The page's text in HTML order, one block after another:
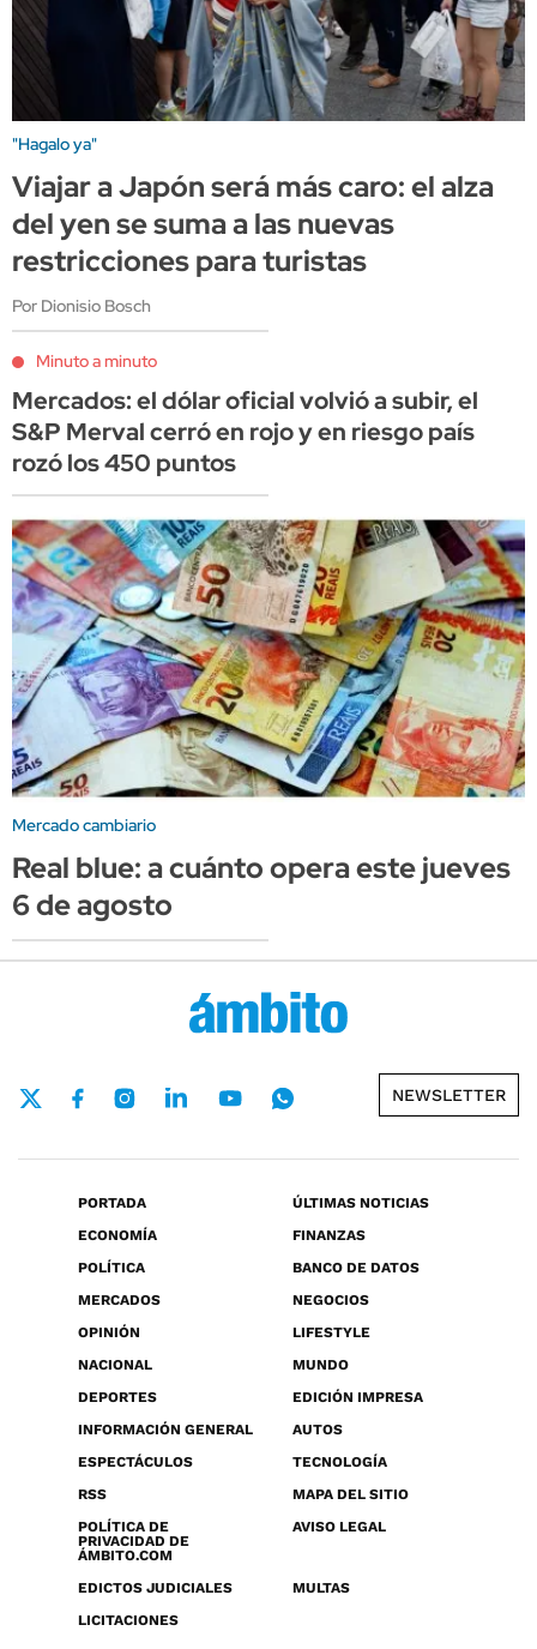
"Hagalo ya"
Viajar a Japón será más caro: el alza
del yen se suma a las nuevas
restricciones para turistas
Por Dionisio Bosch
Minuto a minuto
Mercados: el dólar oficial volvió a subir, el
S&P Merval cerró en rojo y en riesgo país
rozó los 450 puntos
Mercado cambiario
Real blue: a cuánto opera este jueves
6 de agosto
NEWSLETTER
PORTADA
ÚLTIMAS NOTICIAS
ECONOMÍA
FINANZAS
POLÍTICA
BANCO DE DATOS
MERCADOS
NEGOCIOS
OPINIÓN
LIFESTYLE
NACIONAL
MUNDO
DEPORTES
EDICIÓN IMPRESA
INFORMACIÓN GENERAL
AUTOS
ESPECTÁCULOS
TECNOLOGÍA
RSS
MAPA DEL SITIO
POLÍTICA DE
PRIVACIDAD DE
ÁMBITO.COM
AVISO LEGAL
EDICTOS JUDICIALES
MULTAS
LICITACIONES